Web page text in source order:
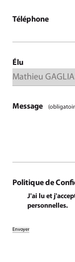
Téléphone
Élu
Message
Politique de
J'ai lu et
personnelles.